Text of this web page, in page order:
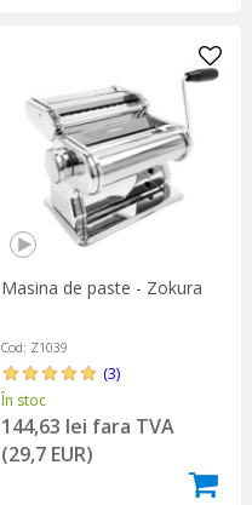
Masina de paste - Zokura
Cod: Z1039
(3)
În stoc
144,63 lei fara TVA
(29,7 EUR)